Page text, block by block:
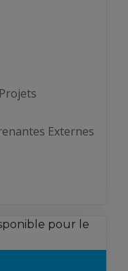
Externes
pour le